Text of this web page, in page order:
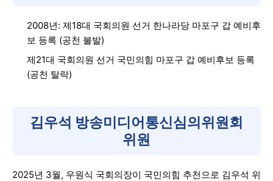
2008년: 제18대 국회의원 선거 한나라당 마포구 갑 예비후
보 등록 (공천 불발)
제21대 국회의원 선거 국민의힘 마포구 갑 예비후보 등록
(공천 탈락)
김우석 방송미디어통신심의위원회
위원
2025년 3월, 우원식 국회의장이 국민의힘 추천으로 김우석 위